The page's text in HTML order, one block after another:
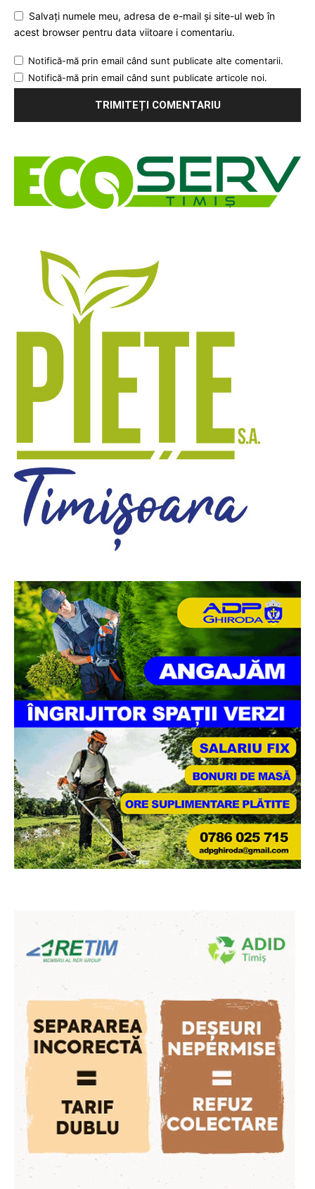
Salvați numele meu, adresa de e-mail și site-ul web în
acest browser pentru data viitoare i comentariu.
Notifică-mă prin email când sunt publicate alte comentarii.
Notifică-mă prin email când sunt publicate articole noi.